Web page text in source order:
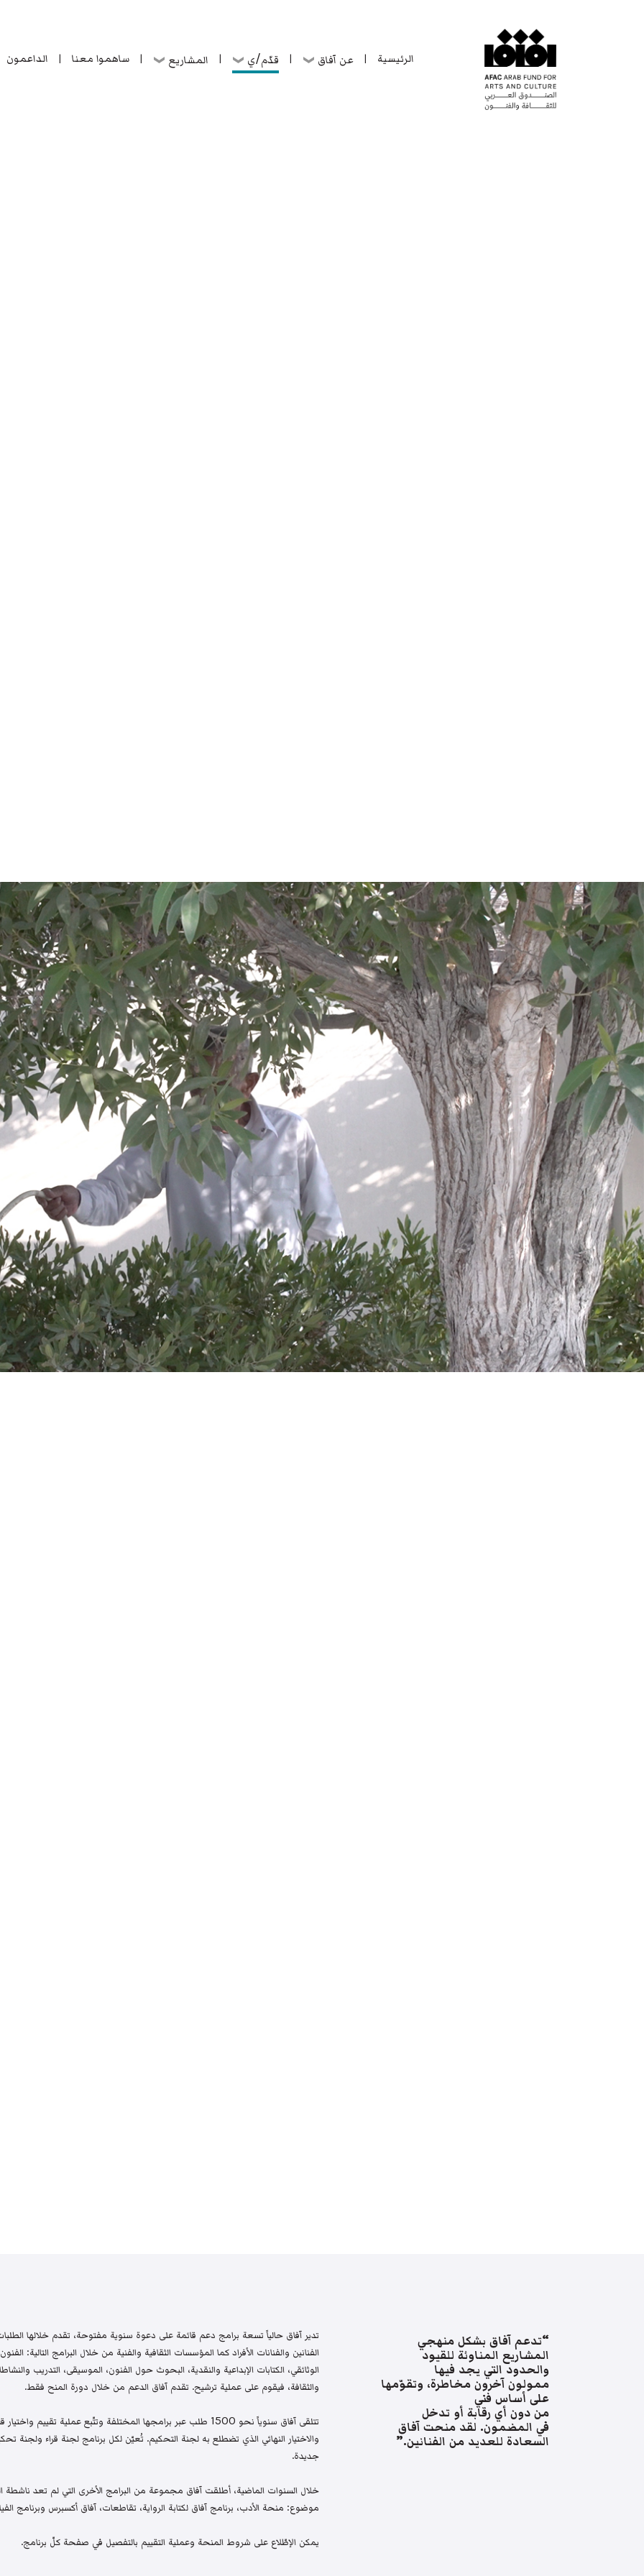
الرئيسية | عن آفاق | قدّم/ي | المشاريع | ساهموا معنا | الداعمون
“تدعم آفاق بشكل منهجي
المشاريع المناوئة للقيود
والحدود التي يجد فيها
ممولون آخرون مخاطرة، وتقوّمها
على أساس فني
من دون أي رقابة أو تدخل
في المضمون. لقد منحت آفاق
السعادة للعديد من الفنانين.”
تدير آفاق حالياً تسعة برامج دعم قائمة على دعوة سنوية مفتوحة، تقدم خلالها
الفنانين والفنانات الأفراد كما المؤسسات الثقافية والفنية من خلال البرامج التالية:
الوثائقي، الكتابات الإبداعية والنقدية، البحوث حول الفنون، الموسيقى، التدريب
والثقافة، فيقوم على عملية ترشيح. تقدم آفاق الدعم من خلال دورة المنح فقط.
تتلقى آفاق سنوياً نحو 1500 طلب عبر برامجها المختلفة وتتّبع عملية
والاختيار النهائي الذي تضطلع به لجنة التحكيم. تُعيّن لكل برنامج لجنة قراء
جديدة.
خلال السنوات الماضية، أطلقت آفاق مجموعة من البرامج الأخرى التي لم تعد ناشطة
موضوع: منحة الأدب، برنامج آفاق لكتابة الرواية، تقاطعات، آفاق أكسبرس وبرنامج
يمكن الإطّلاع على شروط المنحة وعملية التقييم بالتفصيل في صفحة كلّ برنامج.